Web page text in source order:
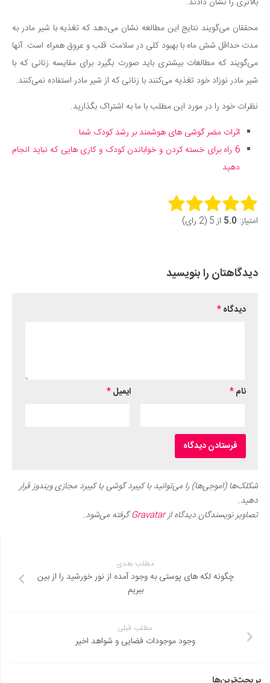
محققان می‌گویند نتایج این مطالعه نشان می‌دهد که تغذیه با شیر مادر به
مدت حداقل شش ماه با بهبود کلی در سلامت قلب و عروق همراه است. آنها
می‌گویند که مطالعات بیشتری باید صورت بگیرد برای مقایسه زنانی که با
شیر مادر نوزاد خود تغذیه می‌کنند با زنانی که از شیر مادر استفاده نمی‌کنند.
نظرات خود را در مورد این مطلب با ما به اشتراک بگذارید.
اثرات مضر گوشی های هوشمند بر رشد کودک شما
6 راه برای خسته کردن و خواباندن کودک و کاری هایی که نباید انجام
دهید
Rate this item:
امتیاز: 5.0 از 5 (2 رای)
دیدگاهتان را بنویسید
دیدگاه*
نام* ایمیل*
شکلک‌ها (اموجی‌ها) را می‌توانید با کیبرد گوشی یا کیبرد مجازی ویندوز قرار
دهید.
تصاویر نویسندگان دیدگاه ازGravatarگرفته می‌شود.
مطلب بعدی
چگونه لکه های پوستی به وجود آمده از نور خورشید را از بین
ببریم
مطلب قبلی
وجود موجودات فضایی و شواهد اخیر